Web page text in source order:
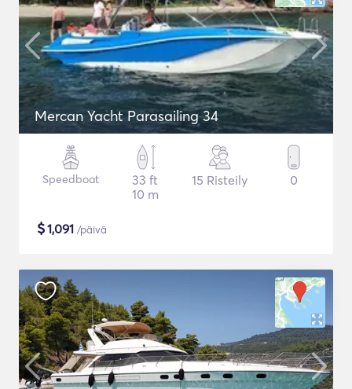
Mercan Yacht Parasailing 34
Speedboat
33 ft
10 m
15 Risteily 0
$1,091 /päivä